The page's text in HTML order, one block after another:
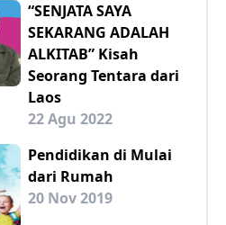
“SENJATA SAYA
SEKARANG ADALAH
ALKITAB” Kisah
Seorang Tentara dari
Laos
22 Agu 2022
Pendidikan di Mulai
dari Rumah
20 Nov 2019